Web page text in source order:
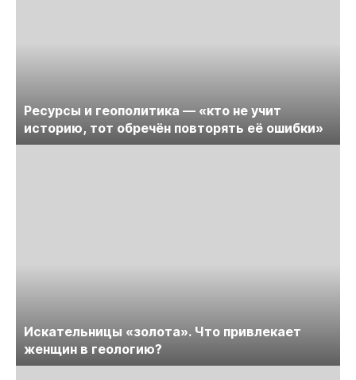
Ресурсы и геополитика — «кто не учит
историю, тот обречён повторять её ошибки»
Искательницы «золота». Что привлекает
женщин в геологию?